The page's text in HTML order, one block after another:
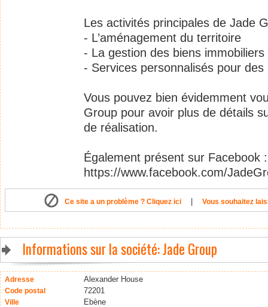
Les activités principales de Jade
- L’aménagement du territoire
- La gestion des biens immobiliers
- Services personnalisés pour
Vous pouvez bien évidemment
Group pour avoir plus de détails
de réalisation.
Également présent sur Facebook :
https://www.facebook.com/
Ce site a un problème ? Cliquez ici Vous souhaitez
Informations sur la société: Jade Group
Adresse Alexander House
Code postal 72201
Ville Ebène